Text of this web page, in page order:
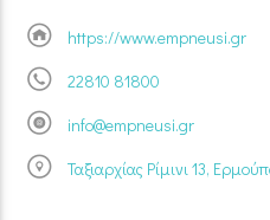
https://www.empneusi.gr
22810 81800
info@empneusi.gr
Ταξιαρχίας Ρίμινι 13,